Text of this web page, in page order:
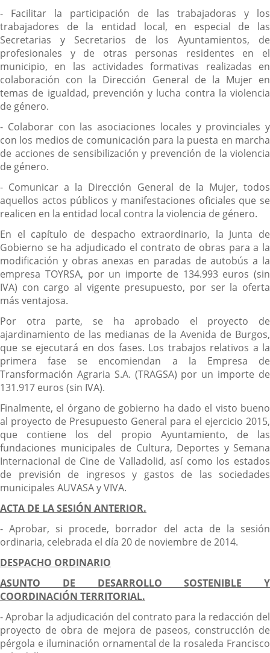
- Facilitar la participación de las trabajadoras y los
trabajadores de la entidad local, en especial de las
Secretarias y Secretarios de los Ayuntamientos, de
profesionales y de otras personas residentes en el
municipio, en las actividades formativas realizadas en
colaboración con la Dirección General de la Mujer en
temas de igualdad, prevención y lucha contra la violencia
de género.
- Colaborar con las asociaciones locales y provinciales y
con los medios de comunicación para la puesta en marcha
de acciones de sensibilización y prevención de la violencia
de género.
- Comunicar a la Dirección General de la Mujer, todos
aquellos actos públicos y manifestaciones oficiales que se
realicen en la entidad local contra la violencia de género.
En el capítulo de despacho extraordinario, la Junta de
Gobierno se ha adjudicado el contrato de obras para a la
modificación y obras anexas en paradas de autobús a la
empresa TOYRSA, por un importe de 134.993 euros (sin
IVA) con cargo al vigente presupuesto, por ser la oferta
más ventajosa.
Por otra parte, se ha aprobado el proyecto de
ajardinamiento de las medianas de la Avenida de Burgos,
que se ejecutará en dos fases. Los trabajos relativos a la
primera fase se encomiendan a la Empresa de
Transformación Agraria S.A. (TRAGSA) por un importe de
131.917 euros (sin IVA).
Finalmente, el órgano de gobierno ha dado el visto bueno
al proyecto de Presupuesto General para el ejercicio 2015,
que contiene los del propio Ayuntamiento, de las
fundaciones municipales de Cultura, Deportes y Semana
Internacional de Cine de Valladolid, así como los estados
de previsión de ingresos y gastos de las sociedades
municipales AUVASA y VIVA.
ACTA DE LA SESIÓN ANTERIOR.
- Aprobar, si procede, borrador del acta de la sesión
ordinaria, celebrada el día 20 de noviembre de 2014.
DESPACHO ORDINARIO
ASUNTO DE DESARROLLO SOSTENIBLE Y
COORDINACIÓN TERRITORIAL.
- Aprobar la adjudicación del contrato para la redacción del
proyecto de obra de mejora de paseos, construcción de
pérgola e iluminación ornamental de la rosaleda Francisco